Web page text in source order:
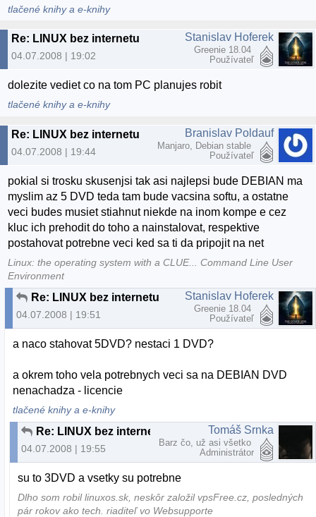
tlačené knihy a e-knihy
Re: LINUX bez internetu
04.07.2008 | 19:02
Stanislav Hoferek
Greenie 18.04
Používateľ
dolezite vediet co na tom PC planujes robit
tlačené knihy a e-knihy
Re: LINUX bez internetu
04.07.2008 | 19:44
Branislav Poldauf
Manjaro, Debian stable
Používateľ
pokial si trosku skusenjsi tak asi najlepsi bude DEBIAN ma
myslim az 5 DVD teda tam bude vacsina softu, a ostatne
veci budes musiet stiahnut niekde na inom kompe e cez
kluc ich prehodit do toho a nainstalovat, respektive
postahovat potrebne veci ked sa ti da pripojit na net
Linux: the operating system with a CLUE... Command Line User
Environment
Re: LINUX bez internetu
04.07.2008 | 19:51
Stanislav Hoferek
Greenie 18.04
Používateľ
a naco stahovat 5DVD? nestaci 1 DVD?
a okrem toho vela potrebnych veci sa na DEBIAN DVD
nenachadza - licencie
tlačené knihy a e-knihy
Re: LINUX bez internetu
04.07.2008 | 19:55
Tomáš Srnka
Barz čo, už asi všetko
Administrátor
su to 3DVD a vsetky su potrebne
Dlho som robil linuxos.sk, neskôr založil vpsFree.cz, posledných
pár rokov ako tech. riaditeľ vo Websupporte